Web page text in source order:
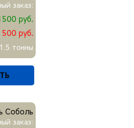
заказ:
руб.
500 руб.
тонны
Соболь
заказ: